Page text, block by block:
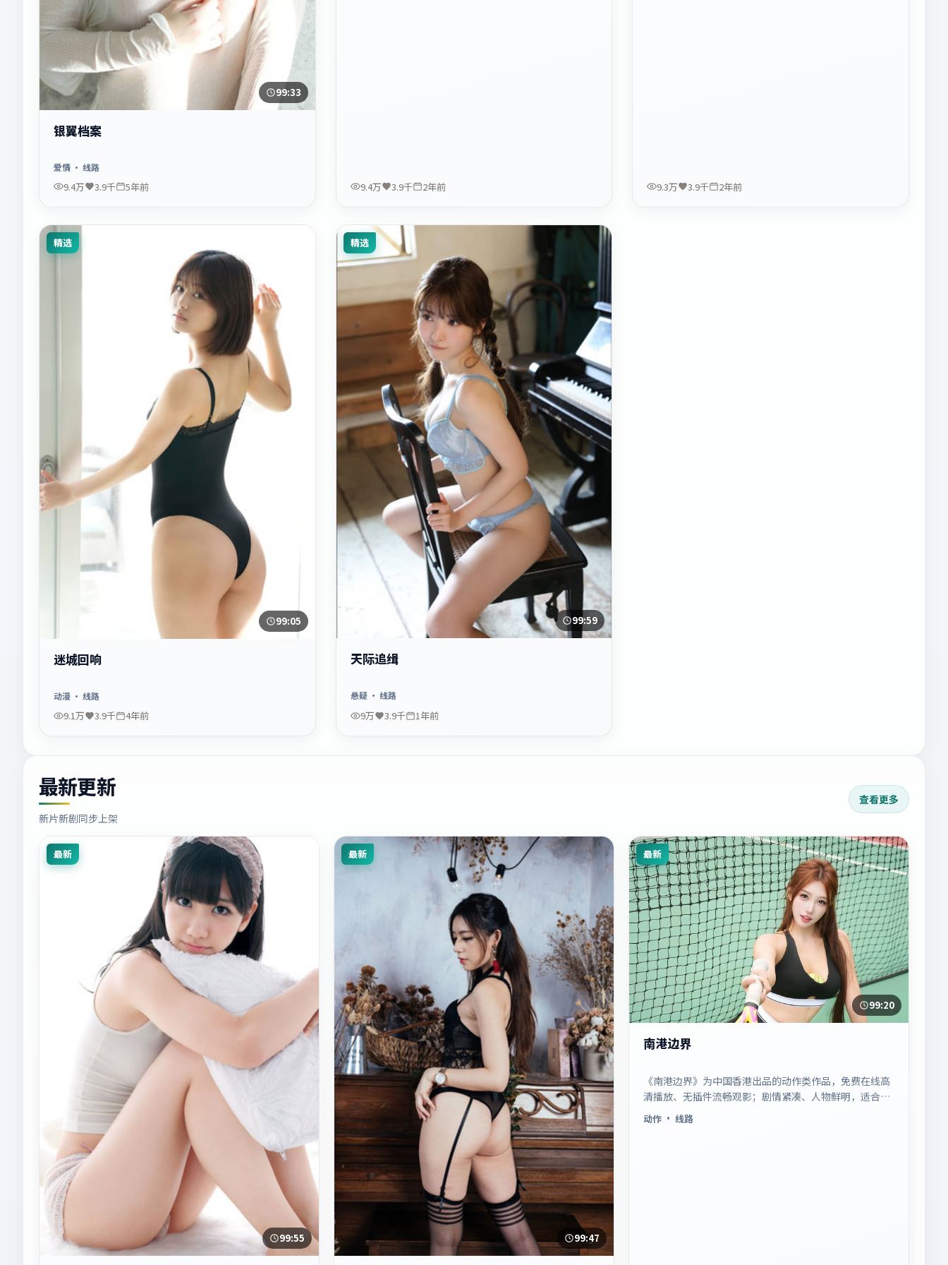
99:33
银翼档案
爱情· 线路
9.4万 3.9千 5年前 9.4万 3.9千 2年前 9.3万 3.9千 2年前
精选
99:05
迷城回响
动漫 · 线路
9.1万 3.9千 4年前
精选
99:59
天际追缉
悬疑· 线路
9万 3.9千 1年前
最新更新
新片新剧同步上架
查看更多
最新
99:55
最新
99:47
最新
99:20
南港边界
《南港边界》为中国香港出品的动作类作品，免费在线高
清播放、无插件流畅观影；剧情紧凑、人物鲜明，适合休
闲一口气追看。
动作 · 线路